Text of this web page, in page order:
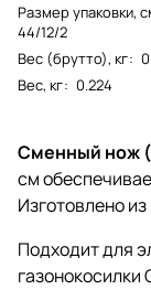
Размер упаковки,
44/12/2
Вес (брутто), кг:
Вес, кг: 0.224
Сменный нож
см
Изготовлено
Подходит для
газонокосилки